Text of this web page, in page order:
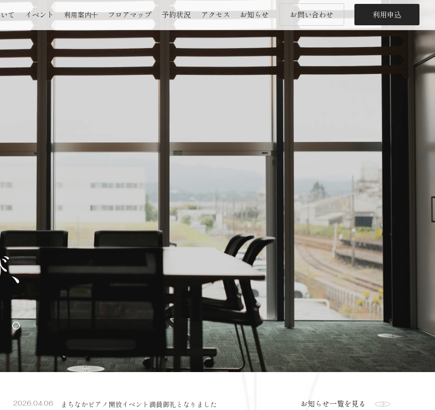
本文までスキップする
て
て
イベント
イベント
利用案内
利用料金
利用料金
設備・備品概要
フロアマップ
フロアマップ
予約状況
予約状況
アクセス
アクセス
お知らせ
お知らせ
お問い合わせ
お問い合わせ
利用申込
利用申込
、
。
2026.04.06
まちなかピアノ開放イベント満員御礼となりました
お知らせ一覧を見る